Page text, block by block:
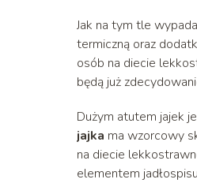
Jak na tym tle wypada
termiczną oraz
osób na diecie
będą już
Dużym atutem jajek
jajka ma wzorcowy
na diecie
elementem